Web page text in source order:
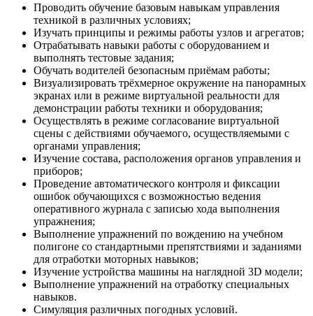
Проводить обучение базовым навыкам управления
техникой в различных условиях;
Изучать принципы и режимы работы узлов и агрегатов;
Отрабатывать навыки работы с оборудованием и
выполнять тестовые задания;
Обучать водителей безопасным приёмам работы;
Визуализировать трёхмерное окружение на панорамных
экранах или в режиме виртуальной реальности для
демонстрации работы техники и оборудования;
Осуществлять в режиме согласование виртуальной
сцены с действиями обучаемого, осуществляемыми с
органами управления;
Изучение состава, расположения органов управления и
приборов;
Проведение автоматического контроля и фиксации
ошибок обучающихся с возможностью ведения
оперативного журнала с записью хода выполнения
упражнения;
Выполнение упражнений по вождению на учебном
полигоне со стандартными препятствиями и заданиями
для отработки моторных навыков;
Изучение устройства машины на наглядной 3D модели;
Выполнение упражнений на отработку специальных
навыков.
Симуляция различных погодных условий.